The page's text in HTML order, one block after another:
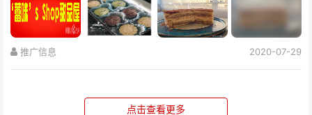
推广信息 2020-07-29
点击查看更多